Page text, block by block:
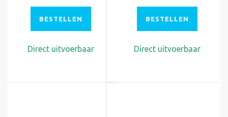
BESTELLEN
Direct uitvoerbaar
BESTELLEN
Direct uitvoerbaar